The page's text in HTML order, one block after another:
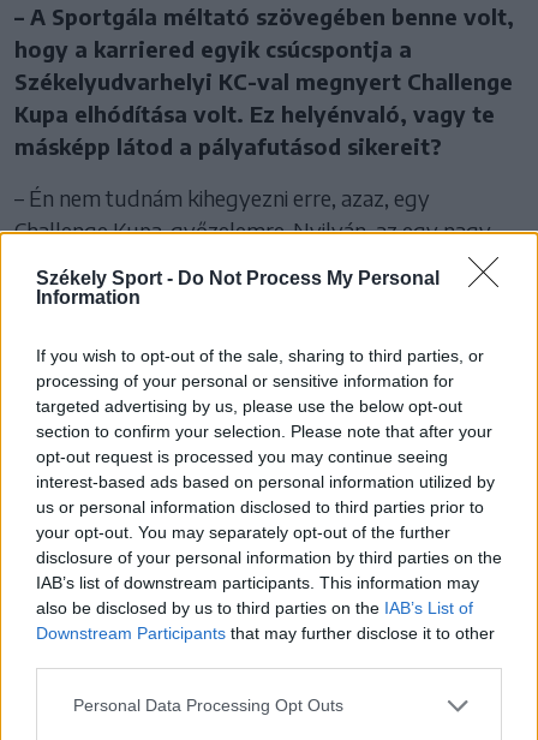
Székely Sport - Do Not Process My Personal
Information
If you wish to opt-out of the sale, sharing to third parties, or
processing of your personal or sensitive information for
targeted advertising by us, please use the below opt-out
section to confirm your selection. Please note that after your
opt-out request is processed you may continue seeing
interest-based ads based on personal information utilized by
us or personal information disclosed to third parties prior to
your opt-out. You may separately opt-out of the further
disclosure of your personal information by third parties on the
IAB’s list of downstream participants. This information may
also be disclosed by us to third parties on the IAB’s List of
Downstream Participants that may further disclose it to other
Personal Data Processing Opt Outs
– A Sportgála méltató szövegében benne volt,
hogy a karriered egyik csúcspontja a
Székelyudvarhelyi KC-val megnyert Challenge
Kupa elhódítása volt. Ez helyénvaló, vagy te
másképp látod a pályafutásod sikereit?
– Én nem tudnám kihegyezni erre, azaz, egy
Challenge Kupa-győzelemre. Nyilván, az egy nagy
siker volt a klubnak, a városnak. Egy
kirakatgyőzelem. Az én karrierem inkább több
ifibajnoki címeket, vagy a magyar aranyérmet.
Az SZKC-időszakon belül a bajnoki ezüst-
és bronzérem is legalább annyira fényesen
csillog, mint a nemzetközi siker számomra.
Elsősorban azért, mert az előbbiért küzd az ember
nap, mint nap, az sokkal izzasztóbb, mint egy
nagyobb reflektorfényt kapó esemény.
Legkedvesebb utolsó élményem a hazai, Bukaresti
Dinamo elleni meccs számomra. Kiválóan sikerült.